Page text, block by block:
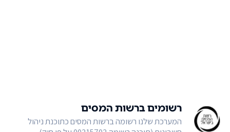
רשומים ברשות המסים
המערכת שלנו רשומה ברשות המסים כתוכנת ניהול